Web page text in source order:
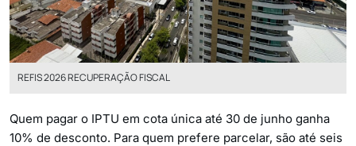
REFIS 2026 RECUPERAÇÃO FISCAL
Quem pagar o IPTU em cota única até 30 de junho ganha
10% de desconto. Para quem prefere parcelar, são até seis